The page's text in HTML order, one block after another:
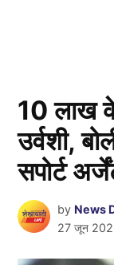
10 लाख
उर्वशी,
सपोर्ट
by News
27 जून